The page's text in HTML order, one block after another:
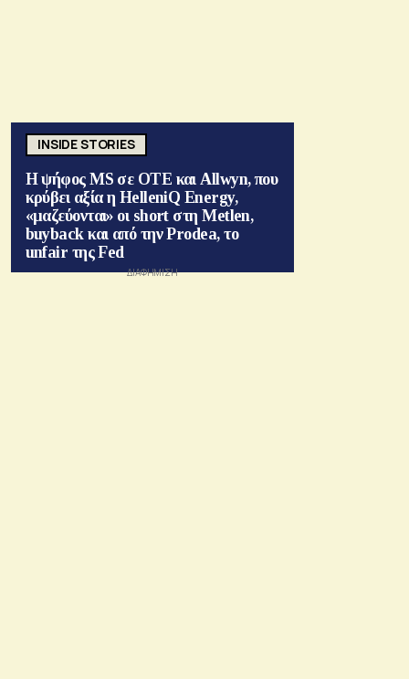
INSIDE STORIES
Η ψήφος MS σε ΟΤΕ και Allwyn, που
κρύβει αξία η HelleniQ Energy,
«μαζεύονται» οι short στη Metlen,
buyback και από την Prodea, το
unfair της Fed